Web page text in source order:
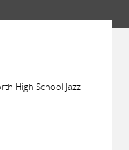
High School Jazz